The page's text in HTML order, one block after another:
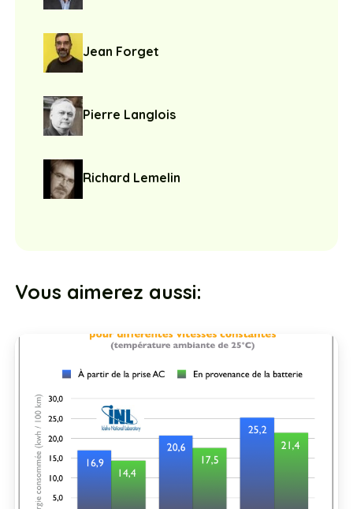
Jean Forget
Pierre Langlois
Richard Lemelin
Vous aimerez aussi: